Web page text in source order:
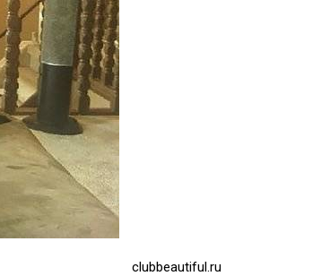
clubbeautiful.ru